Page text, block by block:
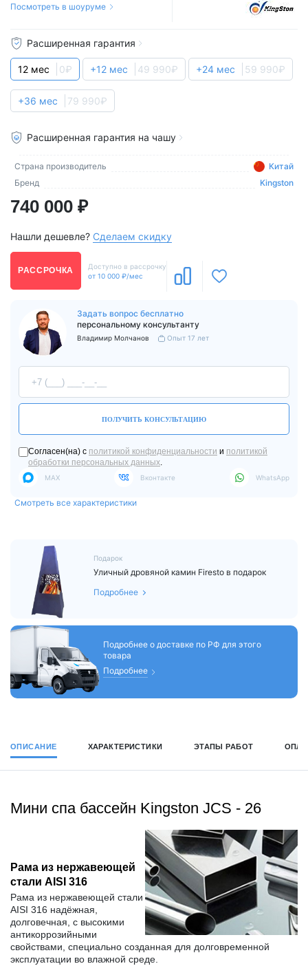
Посмотреть в шоуруме
740 000 ₽
Нашли дешевле? Сделаем скидку
Расширенная гарантия
12 мес 0₽ +12 мес 49 990₽ +24 мес 59 990₽
+36 мес 79 990₽
Расширенная гарантия на чашу
Доступно в рассрочку
от 10 000 ₽/мес
РАССРОЧКА
Задать вопрос бесплатно
персональному консультанту
Владимир Молчанов Опыт 17 лет
ПОЛУЧИТЬ КОНСУЛЬТАЦИЮ
Согласен(на) с политикой конфиденциальности и политикой
обработки персональных данных.
MAX Вконтакте WhatsApp
Страна производитель
Китай
Бренд
Kingston
Смотреть все характеристики
Подарок
Уличный дровяной камин Firesto в подарок
Подробнее
Подробнее о доставке по РФ для этого
товара
Подробнее
ОПИСАНИЕ ХАРАКТЕРИСТИКИ ЭТАПЫ РАБОТ
Мини спа бассейн Kingston JCS - 26
Рама из нержавеющей
стали AISI 316
Рама из нержавеющей стали
AISI 316 надёжная,
долговечная, с высокими
антикоррозийными
свойствами, специально созданная для долговременной
эксплуатации во влажной среде.